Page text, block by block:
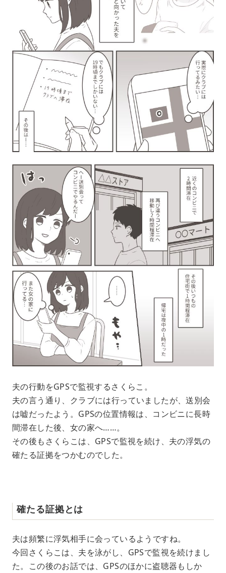
夫の行動をGPSで監視するさくらこ。
夫の言う通り、クラブには行っていましたが、送別会
は嘘だったよう。GPSの位置情報は、コンビニに長時
間滞在した後、女の家へ……。
その後もさくらこは、GPSで監視を続け、夫の浮気の
確たる証拠をつかむのでした。
確たる証拠とは
夫は頻繁に浮気相手に会っているようですね。
今回さくらこは、夫を泳がし、GPSで監視を続けまし
た。この後のお話では、GPSのほかに盗聴器もしか